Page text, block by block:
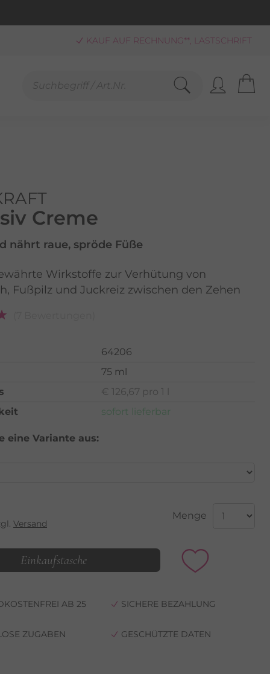
KAUF AUF RECHNUNG**, LASTSCHRIFT
FREUNDLICHER SERVICE 0800-808159
GEPRÜFTER, ZERTIFIZIERTER SHOP
Creme
nährt raue, spröde Füße
Wirkstoffe zur Verhütung von
Fußpilz und Juckreiz zwischen den Zehen
64206
75 ml
€ 126,67 pro 1 l
sofort lieferbar
eine Variante aus:
Versand
Menge
Einkaufstasche
AB 25
SICHERE BEZAHLUNG
ZUGABEN GESCHÜTZTE DATEN